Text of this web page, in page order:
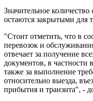
Значительное
остаются закрытыми для
"Стоит отметить, что в
перевозок и
отвечает за получение
документов, в частности
также за выполнение
относительно выезда,
прибытия и транзита", -